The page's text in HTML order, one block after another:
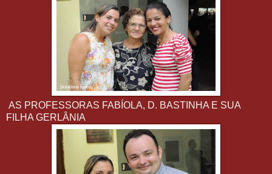
AS PROFESSORAS FABÍOLA, D. BASTINHA E SUA
FILHA GERLÂNIA